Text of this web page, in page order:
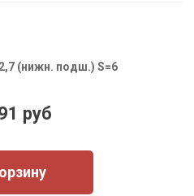
(нижн. подш.) S=6
руб